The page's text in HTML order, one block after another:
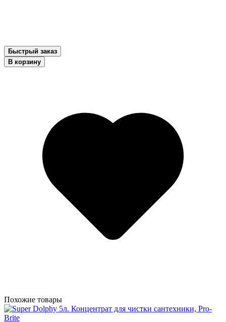
Быстрый заказ
В корзину
Похожие товары